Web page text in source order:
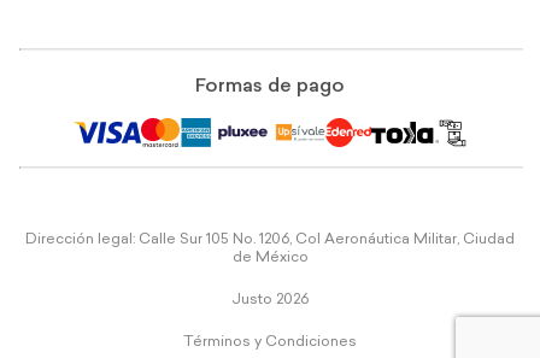
Formas de pago
Dirección legal: Calle Sur 105 No. 1206, Col Aeronáutica Militar, Ciudad
de México
Justo 2026
Términos y Condiciones